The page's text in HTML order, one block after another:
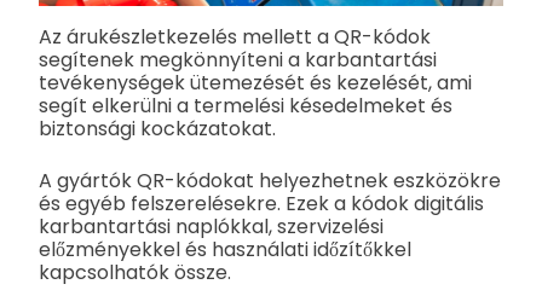
Az árukészletkezelés mellett a QR-kódok
segítenek megkönnyíteni a karbantartási
tevékenységek ütemezését és kezelését, ami
segít elkerülni a termelési késedelmeket és
biztonsági kockázatokat.
A gyártók QR-kódokat helyezhetnek eszközökre
és egyéb felszerelésekre. Ezek a kódok digitális
karbantartási naplókkal, szervizelési
előzményekkel és használati időzítőkkel
kapcsolhatók össze.